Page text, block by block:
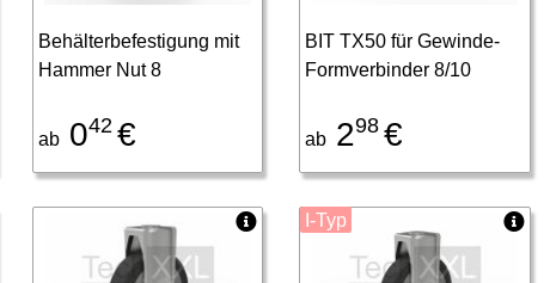
Behälterbefestigung mit
Hammer Nut 8
ab042 €
BIT TX50 für Gewinde-
Formverbinder 8/10
ab 298 €
I-Typ